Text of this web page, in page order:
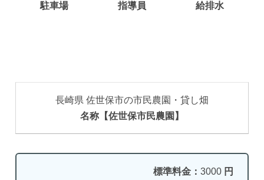
駐車場 指導員 給排水
長崎県 佐世保市の市民農園・貸し畑
名称【佐世保市民農園】
標準料金： 3000 円